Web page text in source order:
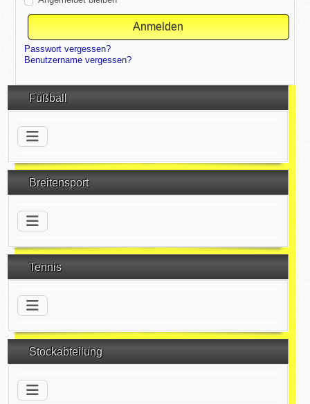
Anmelden
Passwort vergessen?
Benutzername vergessen?
Fußball
Breitensport
Tennis
Stockabteilung